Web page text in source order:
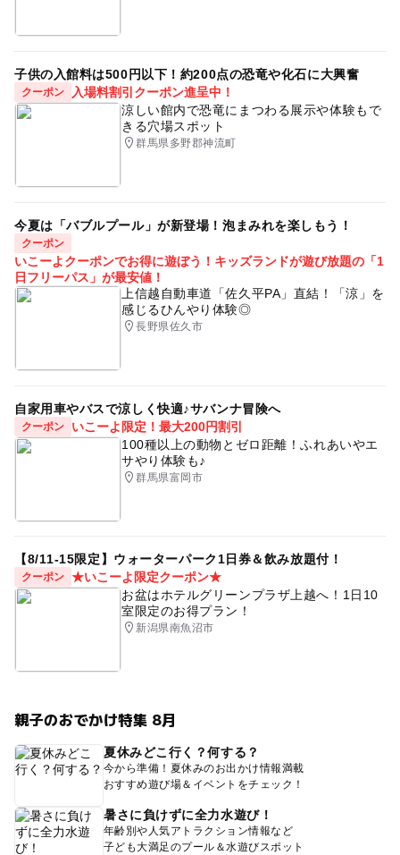
子供の入館料は500円以下！約200点の恐竜や化石に大興奮
クーポン
入場料割引クーポン進呈中！
涼しい館内で恐竜にまつわる展示や体験もで
きる穴場スポット
群馬県多野郡神流町
今夏は「バブルプール」が新登場！泡まみれを楽しもう！
クーポン
いこーよクーポンでお得に遊ぼう！キッズランドが遊び放題の「1
日フリーパス」が最安値！
上信越自動車道「佐久平PA」直結！「涼」を
感じるひんやり体験◎
長野県佐久市
自家用車やバスで涼しく快適♪サバンナ冒険へ
クーポン
いこーよ限定！最大200円割引
100種以上の動物とゼロ距離！ふれあいやエ
サやり体験も♪
群馬県富岡市
【8/11-15限定】ウォーターパーク1日券＆飲み放題付！
クーポン ★いこーよ限定クーポン★
お盆はホテルグリーンプラザ上越へ！1日10
室限定のお得プラン！
新潟県南魚沼市
親子のおでかけ特集 8月
夏休みどこ行く？何する？
今から準備！夏休みのお出かけ情報満載
おすすめ遊び場＆イベントをチェック！
暑さに負けずに全力水遊び！
年齢別や人気アトラクション情報など
子ども大満足のプール＆水遊びスポット